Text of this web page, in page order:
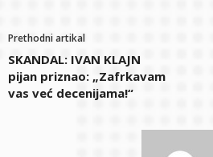
Prethodni artikal
SKANDAL: IVAN KLAJN
pijan priznao: „Zafrkavam
vas već decenijama!“